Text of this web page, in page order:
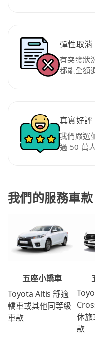
彈性取消
有突發狀
都能全額
真實好評
我們嚴選
過 50 萬
我們的服務車款
五座小轎車
Toyota Altis 舒適
轎車或其他同等級
車款
休旅
款